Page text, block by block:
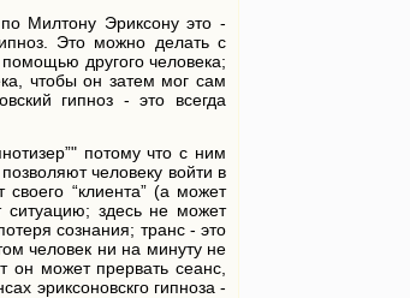
Милтону Эриксону это -
Это можно делать с
другого человека;
чтобы он затем мог сам
гипноз - это всегда
потому что с ним
человеку войти в
“клиента” (а может
ситуацию; здесь не может
сознания; транс - это
человек ни на минуту не
он может прервать сеанс,
эриксоновскго гипноза -